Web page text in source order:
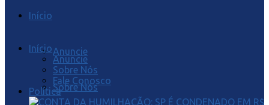
Início
Anuncie
Sobre Nós
Início
Anuncie
Sobre Nós
Fale Conosco
Política